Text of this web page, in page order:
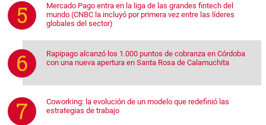
Mercado Pago entra en la liga de las grandes fintech del
mundo (CNBC la incluyó por primera vez entre las líderes
globales del sector)
Rapipago alcanzó los 1.000 puntos de cobranza en Córdoba
con una nueva apertura en Santa Rosa de Calamuchita
Coworking: la evolución de un modelo que redefinió las
estrategias de trabajo